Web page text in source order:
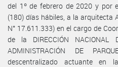
del 1º de febrero de 2020 y por
(180) días hábiles, a la arquitecta
N° 17.611.333) en el cargo de
de la DIRECCIÓN NACIONAL
ADMINISTRACIÓN DE
descentralizado actuante en